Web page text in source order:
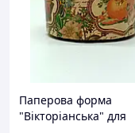
Паперова форма
"Вікторіанська" для